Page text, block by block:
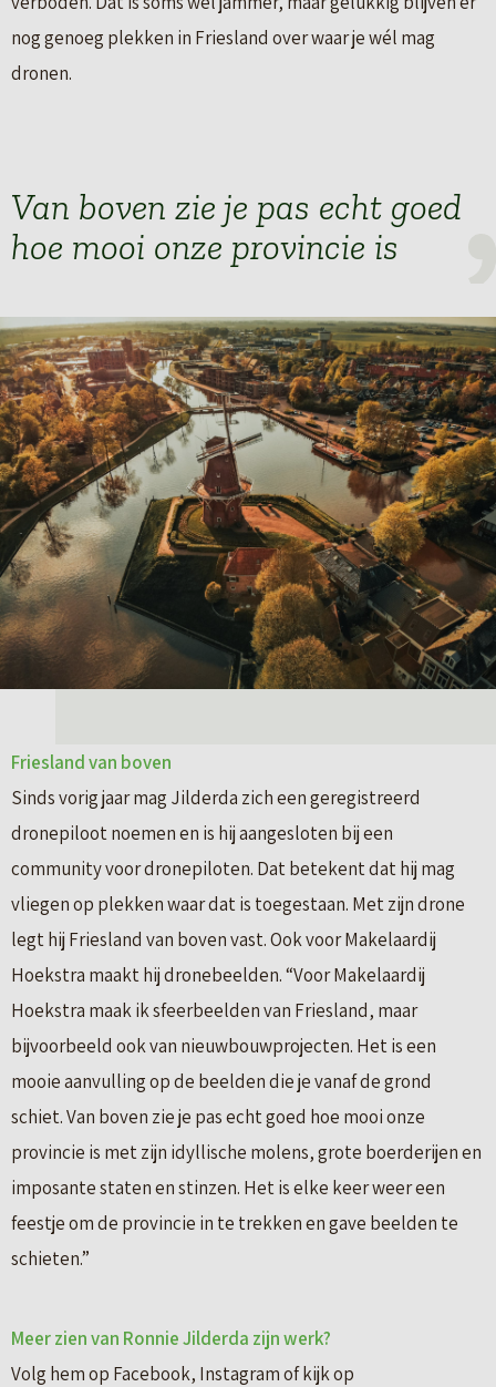
nog genoeg plekken in Friesland over waar je wél mag
dronen.
Van boven zie je pas echt goed
hoe mooi onze provincie is
Friesland van boven
Sinds vorig jaar mag Jilderda zich een geregistreerd
dronepiloot noemen en is hij aangesloten bij een
community voor dronepiloten. Dat betekent dat hij mag
vliegen op plekken waar dat is toegestaan. Met zijn drone
legt hij Friesland van boven vast. Ook voor Makelaardij
Hoekstra maakt hij dronebeelden. “Voor Makelaardij
Hoekstra maak ik sfeerbeelden van Friesland, maar
bijvoorbeeld ook van nieuwbouwprojecten. Het is een
mooie aanvulling op de beelden die je vanaf de grond
schiet. Van boven zie je pas echt goed hoe mooi onze
provincie is met zijn idyllische molens, grote boerderijen en
imposante staten en stinzen. Het is elke keer weer een
feestje om de provincie in te trekken en gave beelden te
schieten.”
Meer zien van Ronnie Jilderda zijn werk?
Volg hem op Facebook, Instagram of kijk op